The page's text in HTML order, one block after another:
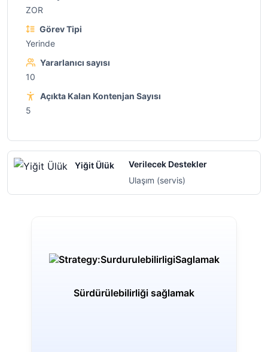
ZOR
Görev Tipi
Yerinde
Yararlanıcı sayısı
10
Açıkta Kalan Kontenjan Sayısı
5
Yiğit Ülük
Verilecek Destekler
Ulaşım (servis)
Sürdürülebilirliği sağlamak